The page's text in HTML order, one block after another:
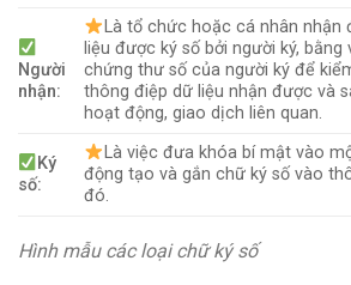
Người
nhận:
Là tổ chức hoặc cá nhân
liệu được ký số bởi người ký,
chứng thư số của người ký để
thông điệp dữ liệu nhận được và
hoạt động, giao dịch liên quan.
Ký
số:
Là việc đưa khóa bí mật vào
động tạo và gắn chữ ký số vào
đó.
Hình mẫu các loại chữ ký số